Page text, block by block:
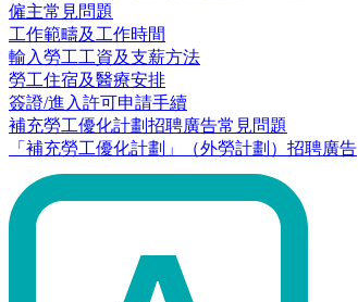
僱主常見問題
工作範疇及工作時間
輸入勞工工資及支薪方法
勞工住宿及醫療安排
簽證/進入許可申請手續
補充勞工優化計劃招聘廣告常見問題
「補充勞工優化計劃」（外勞計劃）招聘廣告